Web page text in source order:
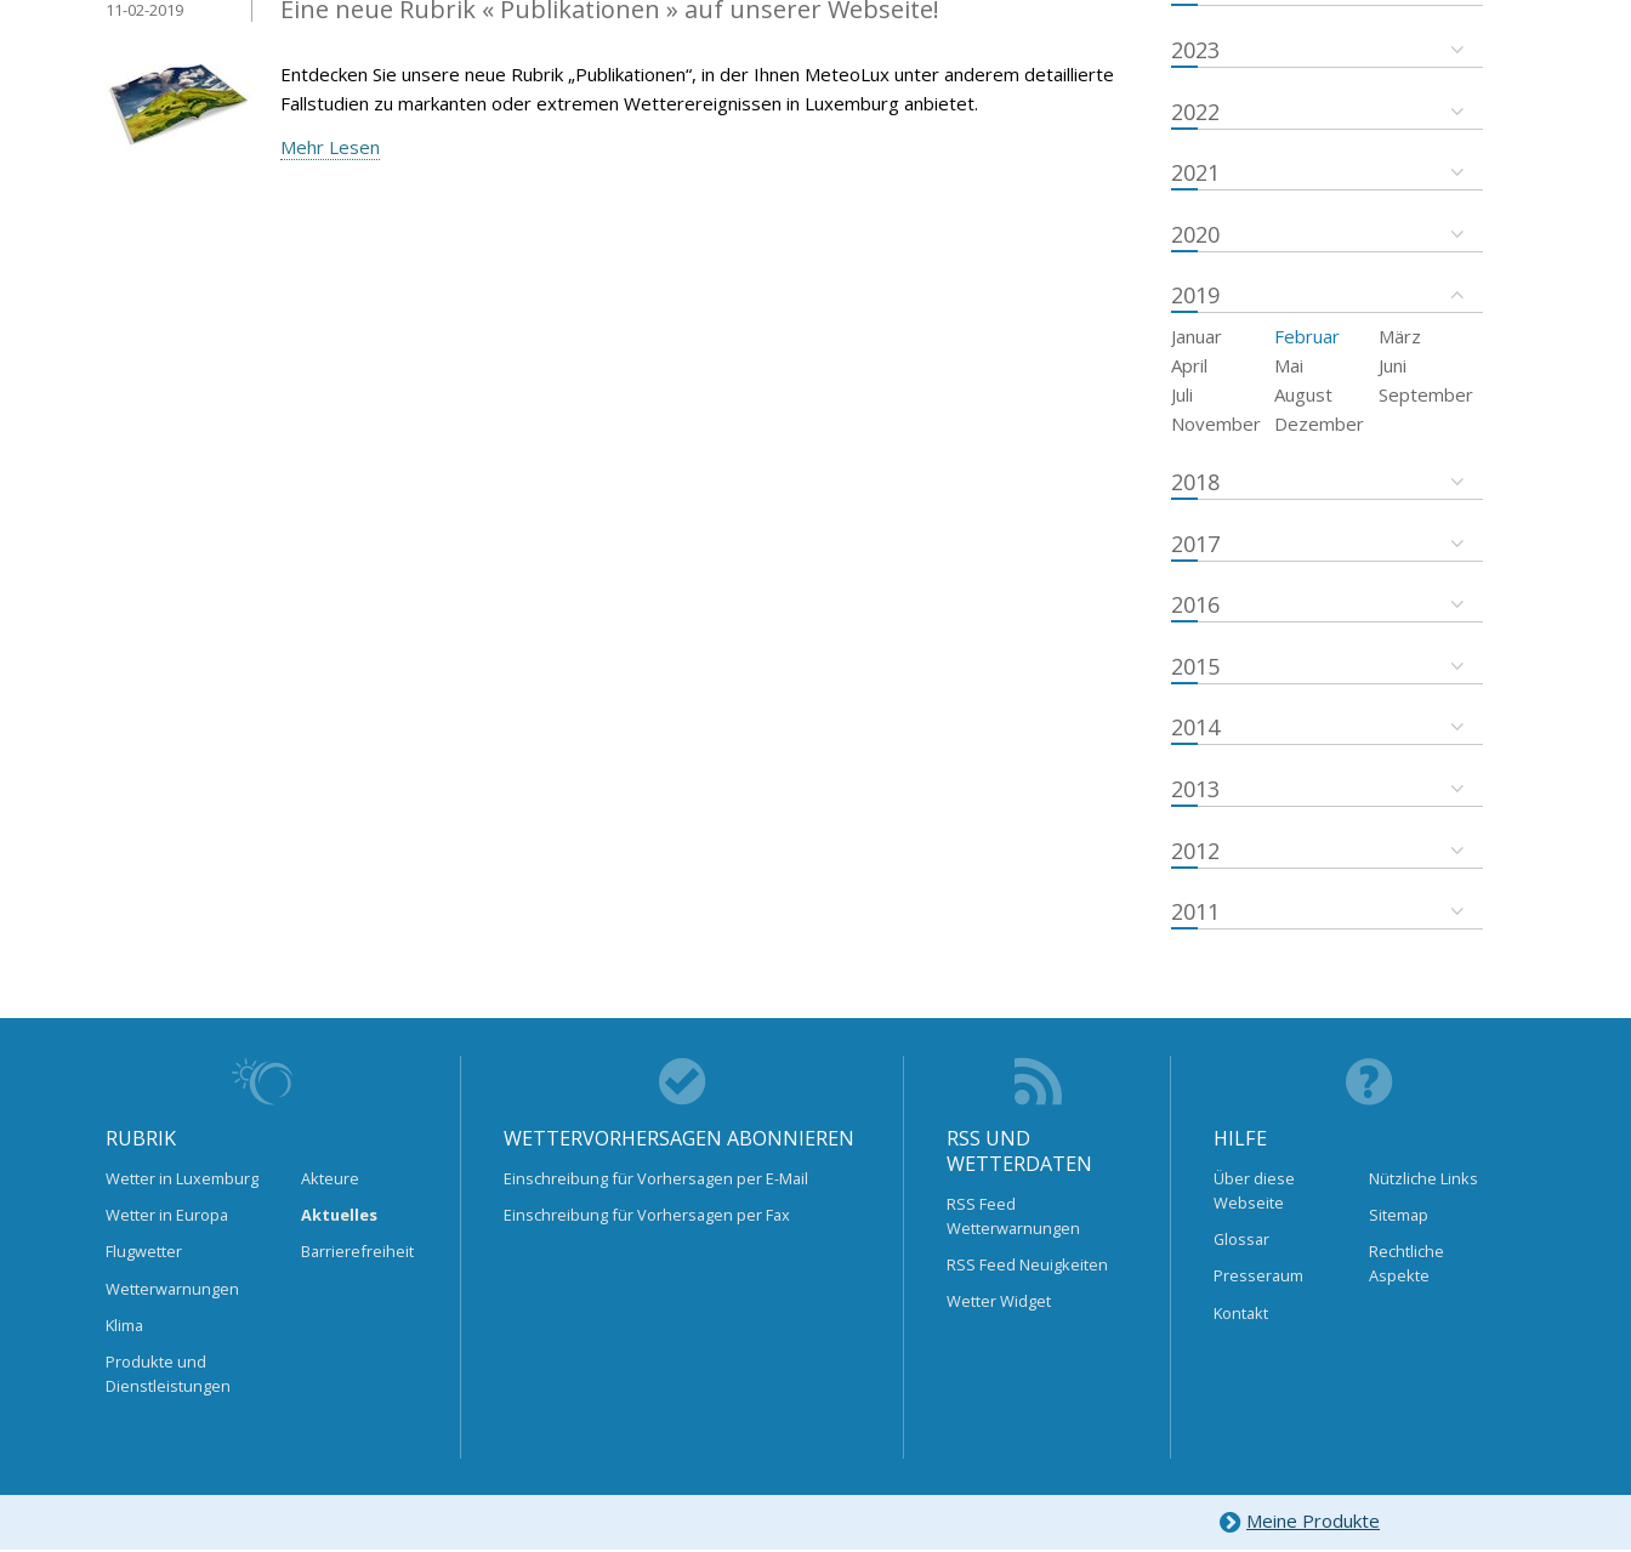
Eine neue Rubrik « Publikationen » auf unserer Webseite!
11-02-2019
Entdecken Sie unsere neue Rubrik „Publikationen“, in der Ihnen MeteoLux unter anderem detaillierte
Fallstudien zu markanten oder extremen Wetterereignissen in Luxemburg anbietet.
Mehr Lesen
2023
2022
2021
2020
2019
Januar Februar
März
April
Mai
Juni
Juli
August
September
November
Dezember
2018
2017
2016
2015
2014
2013
2012
2011
RUBRIK
Wetter in Luxemburg
Wetter in Europa
Flugwetter
Wetterwarnungen
Klima
Produkte und
Dienstleistungen
Akteure
Aktuelles
Barrierefreiheit
WETTERVORHERSAGEN ABONNIEREN
Einschreibung für Vorhersagen per E-Mail
Einschreibung für Vorhersagen per Fax
RSS UND
WETTERDATEN
RSS Feed
Wetterwarnungen
RSS Feed Neuigkeiten
Wetter Widget
HILFE
Über diese
Webseite
Glossar
Presseraum
Kontakt
Nützliche Links
Sitemap
Rechtliche
Aspekte
Meine Produkte